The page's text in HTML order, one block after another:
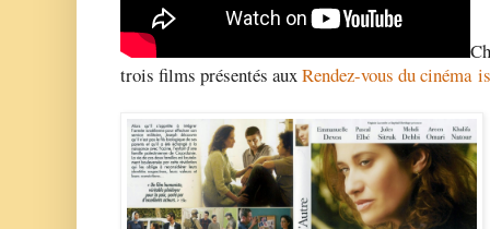
trois films présentés auxRendez-vous du cinéma